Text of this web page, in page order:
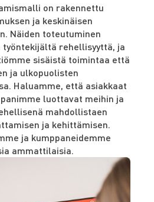
on rakennettu
ja keskinäisen
Näiden toteutuminen
rehellisyyttä, ja
sisäistä toimintaa että
ja ulkopuolisten
Haluamme, että asiakkaat
luottavat meihin ja
mahdollistaen
ja kehittämisen.
ja kumppaneidemme
ammattilaisia.